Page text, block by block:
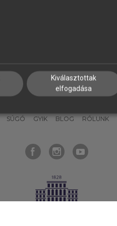
SÚGÓ GYIK BLOG RÓLUNK
Kiválasztottak
elfogadása